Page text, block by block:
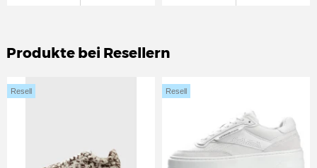
Produkte bei Resellern
Resell Resell